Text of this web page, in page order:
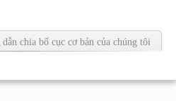
chia bố cục cơ bản của chúng tôi